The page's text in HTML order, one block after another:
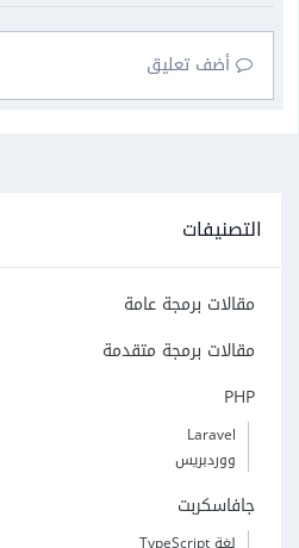
أضف تعليق
التصنيفات
مقالات برمجة عامة
مقالات برمجة متقدمة
PHP
Laravel
ووردبريس
جافاسكربت